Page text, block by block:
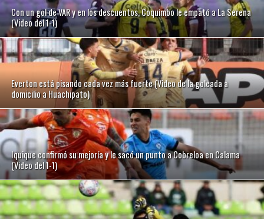
Con un gol de VAR y en los descuentos, Coquimbo le empató a La Serena
(Video del 1-1)
Everton está pisando cada vez más fuerte (Video de la goleada a
domicilio a Huachipato)
Iquique confirmó su mejoría y le sacó un punto a Cobreloa en Calama
(Video del 1-1)